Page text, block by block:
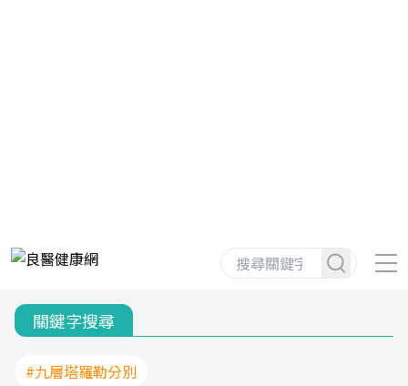
關鍵字搜尋
#九層塔羅勒分別